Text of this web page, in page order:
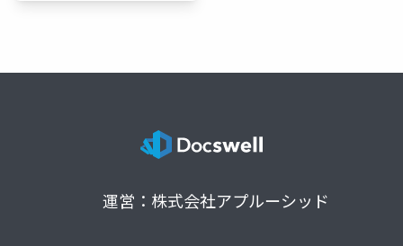
運営：株式会社アプルーシッド